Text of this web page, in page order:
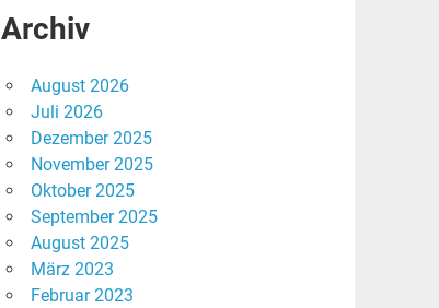
Archiv
August 2026
Juli 2026
Dezember 2025
November 2025
Oktober 2025
September 2025
August 2025
März 2023
Februar 2023